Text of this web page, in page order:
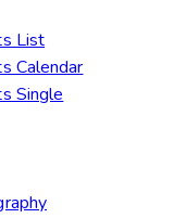
List
Calendar
Single